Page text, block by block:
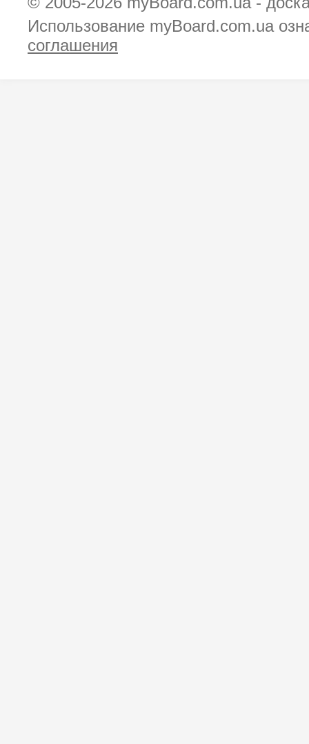
Использование myBoard.com.ua
соглашения